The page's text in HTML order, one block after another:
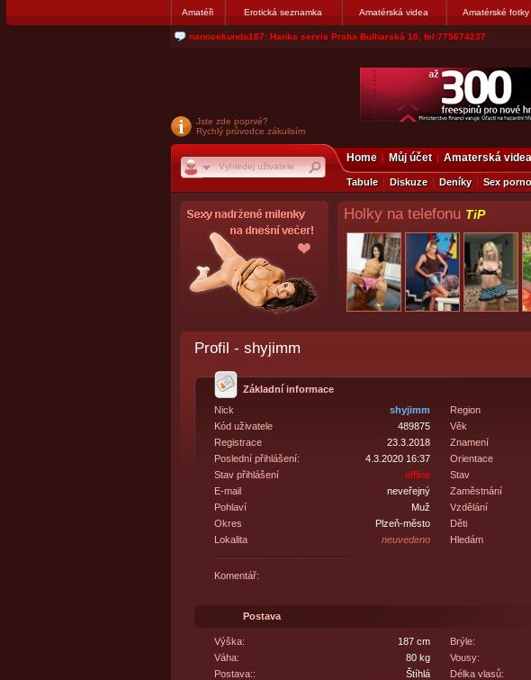
Amatéři Erotická seznamka Amatérská videa Amatérské fotky
nanosekunda187: Hanka servis Praha Bulharská 10, tel:775674237
Jste zde poprvé?
Rychlý průvodce zákulisím
Home Můj účet Amaterská videa
Tabule Diskuze Deníky Sex
Holky na telefonu TiP
Profil - shyjimm
Základní informace
Nick
shyjimm
Kód uživatele
489875
Registrace
23.3.2018
Poslední přihlášení:
4.3.2020 16:37
Stav přihlášení
offline
E-mail
neveřejný
Pohlaví
Muž
Okres
Plzeň-město
Lokalita
neuvedeno
Region
Věk
Znamení
Orientace
Stav
Zaměstnání
Vzdělání
Děti
Hledám
Komentář:
Postava
Výška:
187 cm
Váha:
80 kg
Postava::
Štíhlá
Brýle:
Vousy:
Délka vlasů: